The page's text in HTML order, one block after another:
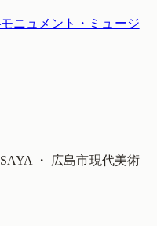
ニュメント・ミュージ
・ 広島市現代美術